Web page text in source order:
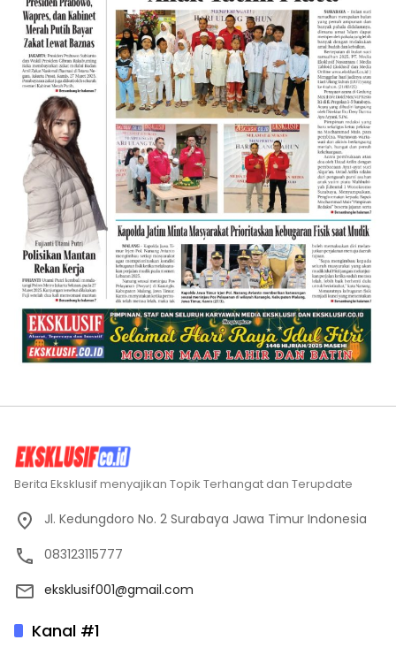
Berita Eksklusif menyajikan Topik Terhangat dan Terupdate
Jl. Kedungdoro No. 2 Surabaya Jawa Timur Indonesia
083123115777
eksklusif001@gmail.com
Kanal #1